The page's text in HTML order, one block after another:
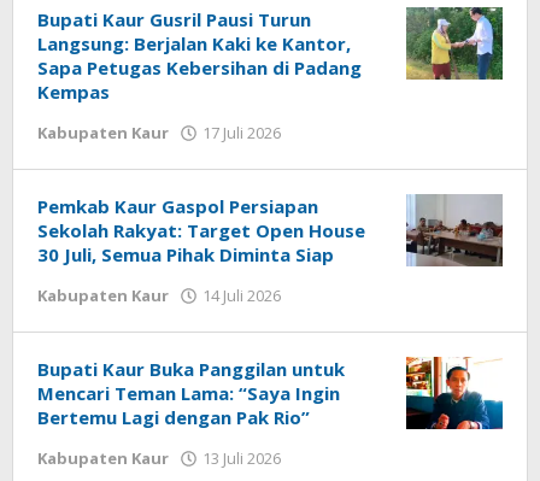
Bupati Kaur Gusril Pausi Turun
Langsung: Berjalan Kaki ke Kantor,
Sapa Petugas Kebersihan di Padang
Kempas
Kabupaten Kaur 17 Juli 2026
Pemkab Kaur Gaspol Persiapan
Sekolah Rakyat: Target Open House
30 Juli, Semua Pihak Diminta Siap
Kabupaten Kaur 14 Juli 2026
Bupati Kaur Buka Panggilan untuk
Mencari Teman Lama: “Saya Ingin
Bertemu Lagi dengan Pak Rio”
Kabupaten Kaur 13 Juli 2026